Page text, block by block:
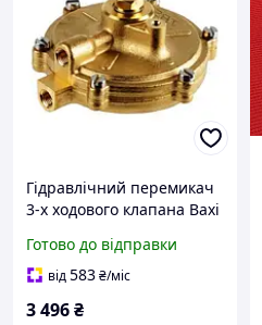
Гідравлічний перемикач
3-х ходового клапана Baxi
Energy/Star 5629950
Готово до відправки
від583₴/міс
3 496₴